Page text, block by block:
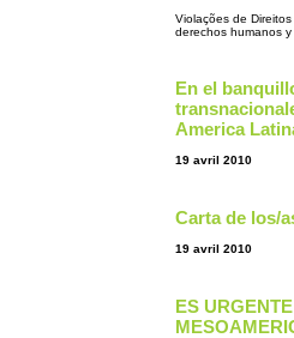
Violações de
derechos humanos
En el
America
19 avril 2010
Carta de los/
19 avril 2010
ES